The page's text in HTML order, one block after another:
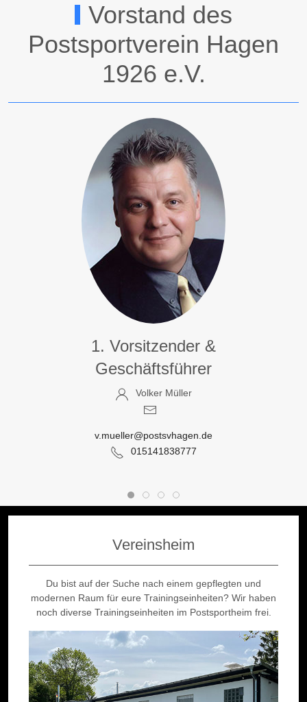
Vorstand des
Postsportverein Hagen
1926 e.V.
1. Vorsitzender &
Geschäftsführer
Volker Müller
v.mueller@postsvhagen.de
015141838777
Vereinsheim
Du bist auf der Suche nach einem gepflegten und
modernen Raum für eure Trainingseinheiten? Wir haben
noch diverse Trainingseinheiten im Postsportheim frei.